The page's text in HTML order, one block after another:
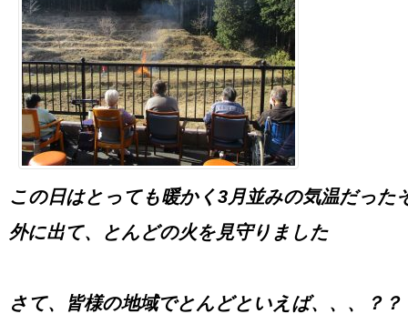
この日はとっても暖かく3月並みの気温だった
外に出て、とんどの火を見守りました
さて、皆様の地域でとんどといえば、、、？？